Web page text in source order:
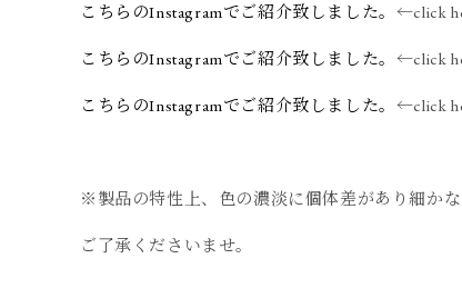
こちらのInstagramでご紹介致しました。 ←click
こちらのInstagramでご紹介致しました。 ←click
こちらのInstagramでご紹介致しました。 ←click
※製品の特性上、色の濃淡に個体差があり細か
ご了承くださいませ。